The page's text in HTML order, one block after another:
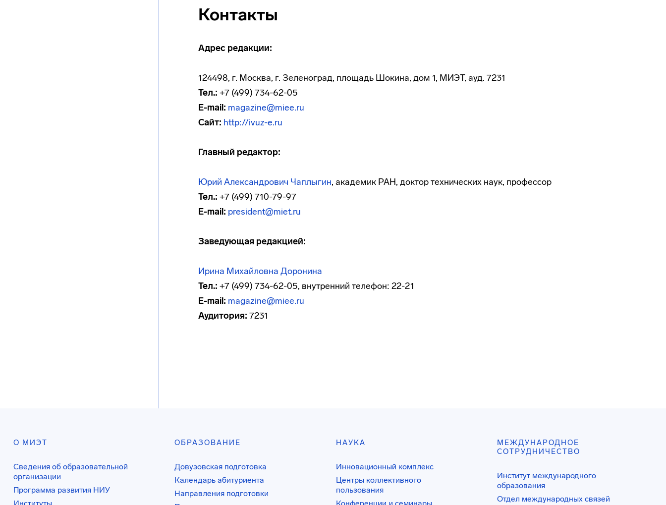
Контакты
Адрес редакции:
124498, г. Москва, г. Зеленоград, площадь Шокина, дом 1, МИЭТ, ауд. 7231
Тел.: +7 (499) 734-62-05
E-mail: magazine@miee.ru
Сайт: http://ivuz-e.ru
Главный редактор:
Юрий Александрович Чаплыгин, академик РАН, доктор технических наук, профессор
Тел.: +7 (499) 710-79-97
E-mail: president@miet.ru
Заведующая редакцией:
Ирина Михайловна Доронина
Тел.: +7 (499) 734-62-05, внутренний телефон: 22-21
E-mail: magazine@miee.ru
Аудитория: 7231
О МИЭТ
Сведения об образовательной
организации
Программа развития НИУ
ОБРАЗОВАНИЕ
Довузовская подготовка
Календарь абитуриента
Направления подготовки
НАУКА
Инновационный комплекс
Центры коллективного
пользования
МЕЖДУНАРОДНОЕ
СОТРУДНИЧЕСТВО
Институт международного
образования
Отдел международных связей